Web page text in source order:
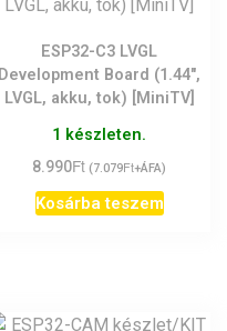
ESP32-C3 LVGL
Development Board (1.44″,
LVGL, akku, tok) [MiniTV]
1 készleten.
8.990Ft (7.079Ft+ÁFA)
Kosárba teszem